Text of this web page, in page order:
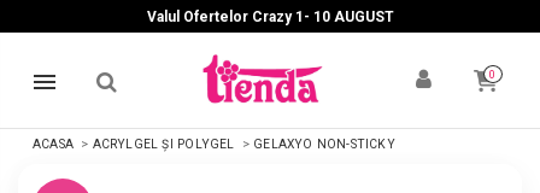
Valul Ofertelor Crazy 1- 10 AUGUST
0
ACASA ACRYLGEL ȘI POLYGEL GELAXYO NON-STICKY